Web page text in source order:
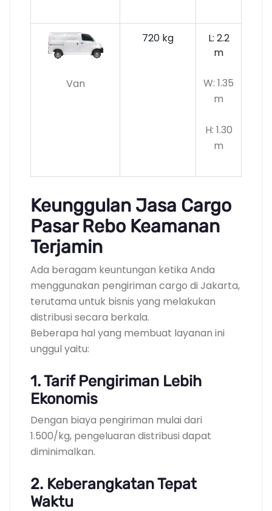
Van
720 kg
L: 2.2
m
W: 1.35
m
H: 1.30
m
Keunggulan Jasa Cargo
Pasar Rebo Keamanan
Terjamin
Ada beragam keuntungan ketika Anda
menggunakan pengiriman cargo di Jakarta,
terutama untuk bisnis yang melakukan
distribusi secara berkala.
Beberapa hal yang membuat layanan ini
unggul yaitu:
1. Tarif Pengiriman Lebih
Ekonomis
Dengan biaya pengiriman mulai dari
1.500/kg, pengeluaran distribusi dapat
diminimalkan.
2. Keberangkatan Tepat
Waktu